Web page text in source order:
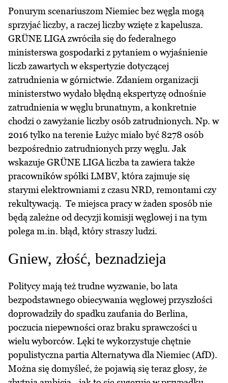
Ponurym scenariuszom Niemiec bez węgla mogą
sprzyjać liczby, a raczej liczby wzięte z kapelusza.
GRÜNE LIGA zwróciła się do federalnego
ministerswa gospodarki z pytaniem o wyjaśnienie
liczb zawartych w ekspertyzie dotyczącej
zatrudnienia w górnictwie. Zdaniem organizacji
ministerstwo wydało błędną ekspertyzę odnośnie
zatrudnienia w węglu brunatnym, a konkretnie
chodzi o zawyżanie liczby osób zatrudnionych. Np. w
2016 tylko na terenie Łużyc miało być 8278 osób
bezpośrednio zatrudnionych przy węglu. Jak
wskazuje GRÜNE LIGA liczba ta zawiera także
pracowników spółki LMBV, która zajmuje się
starymi elektrowniami z czasu NRD, remontami czy
rekultywacją. Te miejsca pracy w żaden sposób nie
będą zależne od decyzji komisji węglowej i na tym
polega m.in. błąd, który straszy ludzi.
Gniew, złość, beznadzieja
Politycy mają też trudne wyzwanie, bo lata
bezpodstawnego obiecywania węglowej przyszłości
doprowadziły do spadku zaufania do Berlina,
poczucia niepewności oraz braku sprawczości u
wielu wyborców. Lęki te wykorzystuje chętnie
populistyczna partia Alternatywa dla Niemiec (AfD).
Można się domyśleć, że pojawią się teraz głosy, że